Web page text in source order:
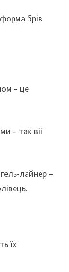
брів
– це
– так вії
лайнер –
їх